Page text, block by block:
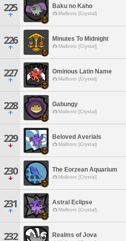
225 Baku no Kaho
Malboro [Crystal]
226 Minutes To Midnight
Malboro [Crystal]
227 Ominous Latin Name
Malboro [Crystal]
228 Gabungy
Malboro [Crystal]
229 Beloved Averials
Malboro [Crystal]
230 The Eorzean Aquarium
Malboro [Crystal]
231 Astral Eclipse
Malboro [Crystal]
232 Realms of Jova